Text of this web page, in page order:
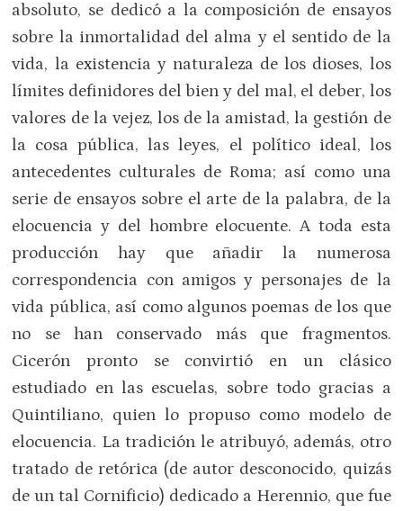
absoluto, se dedicó a la composición de ensayos
sobre la inmortalidad del alma y el sentido de la
vida, la existencia y naturaleza de los dioses, los
límites definidores del bien y del mal, el deber, los
valores de la vejez, los de la amistad, la gestión de
la cosa pública, las leyes, el político ideal, los
antecedentes culturales de Roma; así como una
serie de ensayos sobre el arte de la palabra, de la
elocuencia y del hombre elocuente. A toda esta
producción hay que añadir la numerosa
correspondencia con amigos y personajes de la
vida pública, así como algunos poemas de los que
no se han conservado más que fragmentos.
Cicerón pronto se convirtió en un clásico
estudiado en las escuelas, sobre todo gracias a
Quintiliano, quien lo propuso como modelo de
elocuencia. La tradición le atribuyó, además, otro
tratado de retórica (de autor desconocido, quizás
de un tal Cornificio) dedicado a Herennio, que fue